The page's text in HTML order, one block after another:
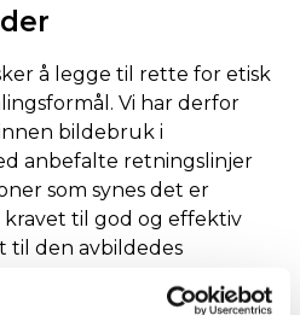
å legge til rette for etisk
Vi har derfor
bildebruk i
anbefalte retningslinjer
som synes det er
til god og effektiv
til den avbildedes
Fundraising Norges